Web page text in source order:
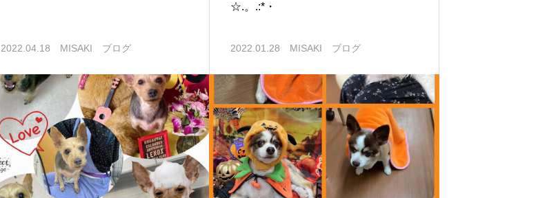
2022.04.18 MISAKI ブログ
☆.。.:*・
2022.01.28 MISAKI ブログ